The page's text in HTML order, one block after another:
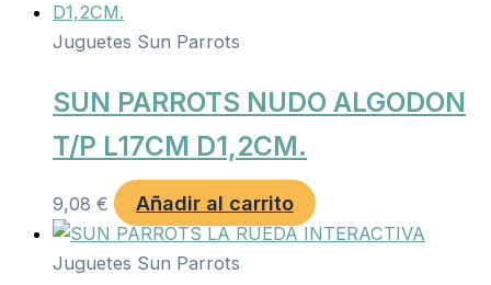
Juguetes Sun Parrots
SUN PARROTS NUDO ALGODON
T/P L17CM D1,2CM.
9,08 € Añadir al carrito
Juguetes Sun Parrots